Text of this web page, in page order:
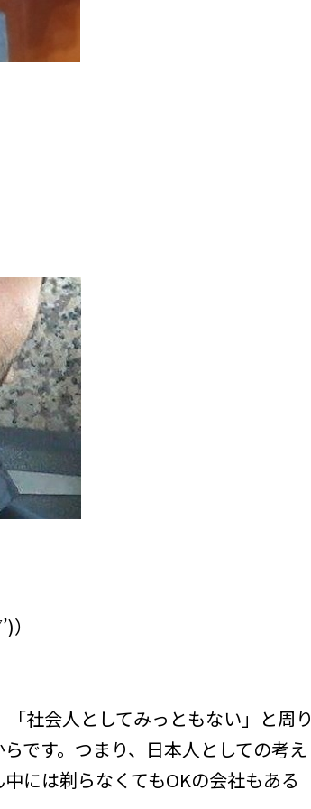
社会人としてみっともない」と周り
です。つまり、日本人としての考え
には剃らなくてもOKの会社もある